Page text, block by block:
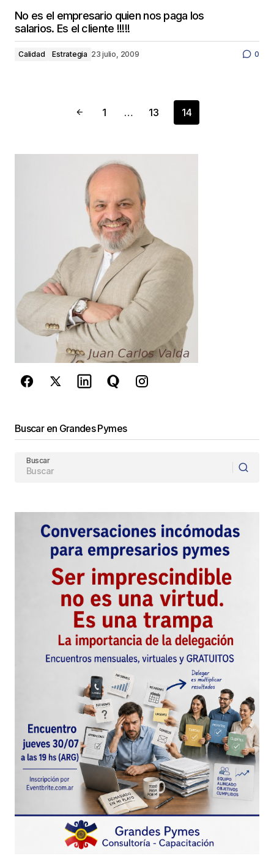
No es el empresario quien nos paga los
salarios. Es el cliente !!!!!
Calidad Estrategia 23 julio, 2009 0
1 … 13 14
Buscar en Grandes Pymes
Buscar